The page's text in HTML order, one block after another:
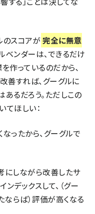
のスコアが完全に無意
ベンダーは、できるだけ
作っているのだから、
善すれば、グーグルに
るだろう。ただしこの
てほしい：
ったから、グーグルで
にしながら改善したサ
デックスして、（グー
らば）評価が高くなる